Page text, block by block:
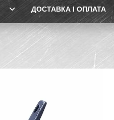
ДОСТАВКА І ОПЛАТА